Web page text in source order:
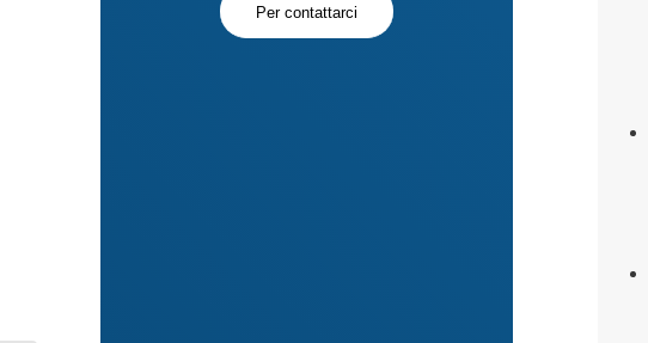
Per contattarci